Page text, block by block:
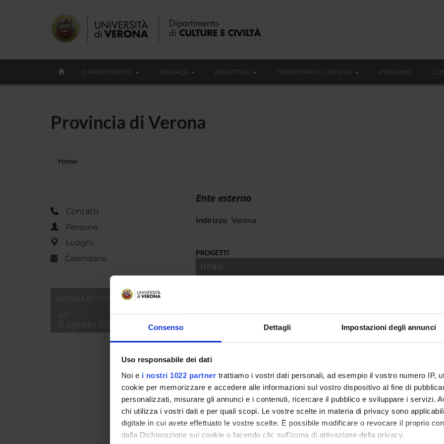
Consenso Dettagli Impostazioni degli annunci
Uso responsabile dei dati
Noi e i nostri 1022 partner trattiamo i vostri dati personali, ad esempio il vostro numero IP,
cookie per memorizzare e accedere alle informazioni sul vostro dispositivo al fine di
personalizzati, misurare gli annunci e i contenuti, ricercare il pubblico e sviluppare i servizi.
chi utilizza i vostri dati e per quali scopi. Le vostre scelte in materia di privacy sono
digitale in cui avete effettuato le vostre scelte. È possibile modificare o revocare il proprio
dalla Dichiarazione sui cookie o facendo clic sull'icona di attivazione della privacy.
DIPARTIMENTO RICERCA DIDATTICA TERRITORIO E SOCIETÀ PERSONE
Provincia di Verona
Home
Contatti
Persone
Luoghi
Calendario
Ente esterno
IndirizzoVerona
PROGETTI
TITOLO
"Napoleone, la Resistenza veronese e il cappuccino P. Domenico
La via Adriatica dalla Baviera all'Epiro - Itinerari alla scoperta di
NUMERO FINANZIAMENTI
ANNO
NUMERO
2012 1
2002 2